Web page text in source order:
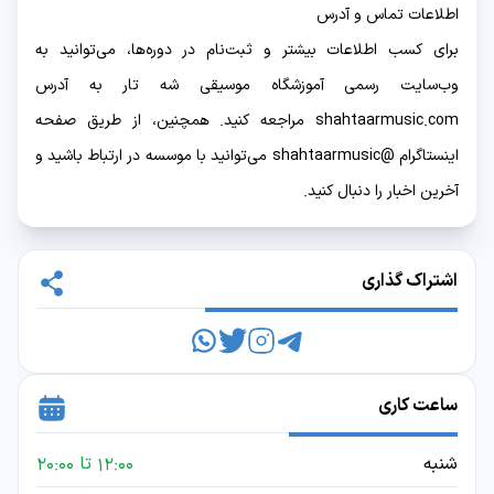
اطلاعات تماس و آدرس
برای کسب اطلاعات بیشتر و ثبت‌نام در دوره‌ها، می‌توانید به
وب‌سایت رسمی آموزشگاه موسیقی شه تار به آدرس
shahtaarmusic.com مراجعه کنید. همچنین، از طریق صفحه
اینستاگرام @shahtaarmusic می‌توانید با موسسه در ارتباط باشید و
آخرین اخبار را دنبال کنید.
اشتراک گذاری
ساعت کاری
شنبه
12:00 تا 20:00